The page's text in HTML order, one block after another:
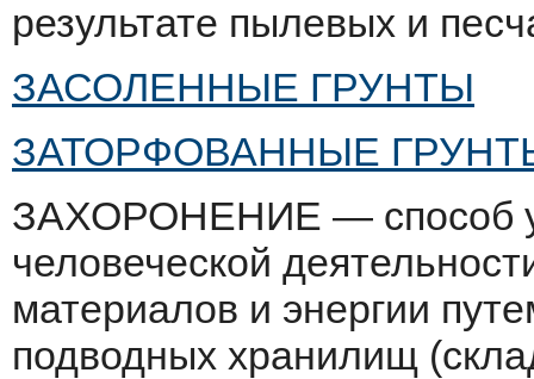
результате пы­левых и
ЗАСОЛЕННЫЕ ГРУНТЫ
ЗАТОРФОВАННЫЕ
ЗАХОРОНЕНИЕ — способ
человеческой
материалов и энергии
подводных хранилищ